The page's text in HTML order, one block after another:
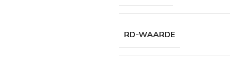
RD-WAARDE